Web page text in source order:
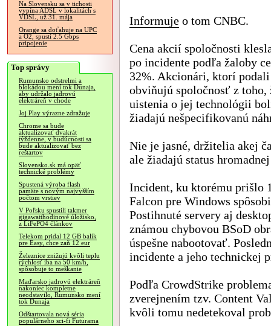
Na Slovensku sa v tichosti
vypína ADSL v lokalitách s
VDSL, už 31. mája
Orange sa doťahuje na UPC
a O2, spustí 2.5 Gbps
pripojenie
Top správy
Rumunsko odstrelmi a
blokádou mení tok Dunaja,
aby udržalo jadrovú
elektráreň v chode
Joj Play výrazne zdražuje
Chrome sa bude
aktualizovať dvakrát
týždenne, v budúcnosti sa
bude aktualizovať bez
reštartov
Slovensko.sk má opäť
technické problémy
Spustená výroba flash
pamäte s novým najvyšším
počtom vrstiev
V Poľsku spustili takmer
gigawatthodinové úložisko,
z LiFePO4 článkov
Telekom pridal 12 GB balík
pre Easy, chce zaň 12 eur
Železnice znižujú kvôli teplu
rýchlosť iba na 50 km/h,
spôsobuje to meškanie
Maďarsko jadrovú elektráreň
nakoniec kompletne
neodstavilo, Rumunsko mení
tok Dunaja
Odštartovala nová séria
populárneho sci-fi Futurama
Informuje o tom CNBC.
Cena akcií spoločnosti
po incidente podľa žaloby
32%. Akcionári, ktorí
obviňujú spoločnosť z toho,
uistenia o jej technológii
žiadajú nešpecifikovanú
Nie je jasné, držitelia akej
ale žiadajú status
Incident, ku ktorému prišlo
Falcon pre Windows
Postihnuté servery aj
známou chybovou BSoD
úspešne nabootovať.
incidente a jeho technickej
Podľa CrowdStrike
zverejnením tzv. Content
kvôli tomu nedetekoval